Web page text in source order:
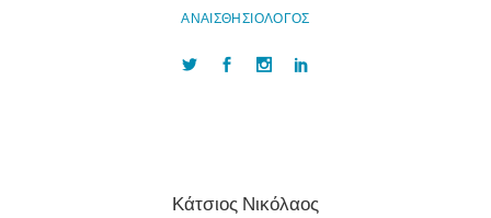
ΑΝΑΙΣΘΗΣΙΟΛΟΓΟΣ
Κάτσιος Νικόλαος